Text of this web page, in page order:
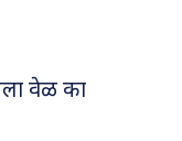
वेळ का